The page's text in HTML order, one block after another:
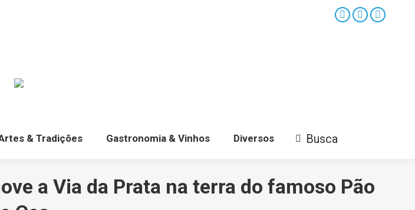
Facebook
X
YouTube
& Tradições Gastronomia & Vinhos Diversos Search:
Busca
a Via da Prata na terra do famoso Pão